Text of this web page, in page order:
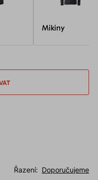
Mikiny
Doporučujeme
Řazení: